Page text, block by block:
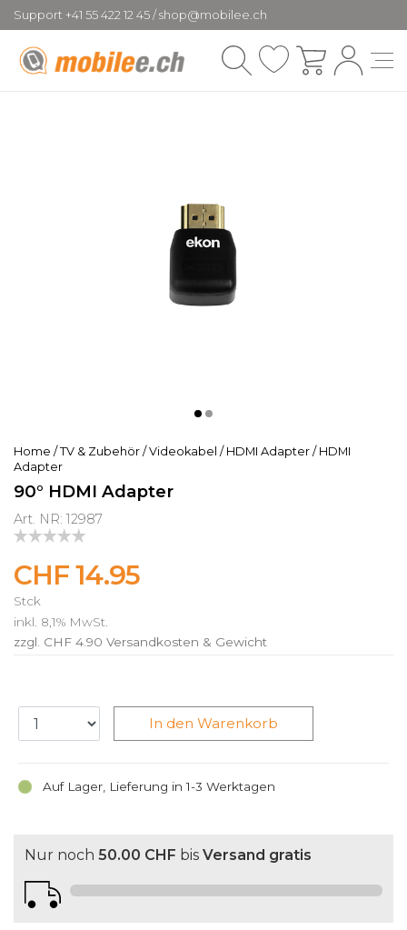
Support +41 55 422 12 45 / shop@mobilee.ch
Home / TV & Zubehör / Videokabel / HDMI Adapter / HDMI
Adapter
90° HDMI Adapter
Art. NR: 12987
CHF 14.95
Stck
inkl. 8,1% MwSt.
zzgl. CHF 4.90 Versandkosten & Gewicht
Auf Lager, Lieferung in 1-3 Werktagen
In den Warenkorb
Nur noch 50.00 CHF bis Versand gratis